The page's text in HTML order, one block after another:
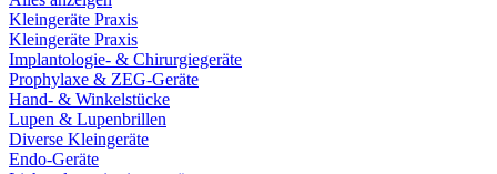
Kleingeräte Praxis
Kleingeräte Praxis
Implantologie- & Chirurgiegeräte
Prophylaxe & ZEG-Geräte
Hand- & Winkelstücke
Lupen & Lupenbrillen
Diverse Kleingeräte
Endo-Geräte